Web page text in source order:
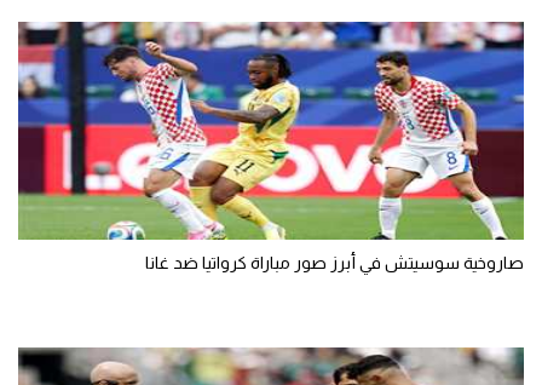
ميركاتو
تحقيق في الجول
تقرير في الجول
تحليل في الجول
حكايات في الجول
كويز في الجول
صاروخية سوسيتش في أبرز صور مباراة كرواتيا ضد غانا